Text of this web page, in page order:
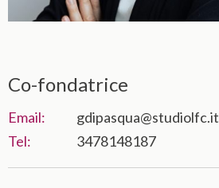
Co-fondatrice
Email:
gdipasqua@studiolfc.it
Tel:
3478148187